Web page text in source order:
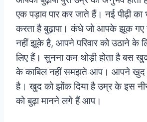
एक पड़ाव पार कर जाते हैं। नई पीढ़ी का
करता है बुढ़ापा। कंधे जो आपके झूक
नहीं झूके है, आपने परिवार को उठाने के
लिए हैं। सुनना कम थोड़ी होता है बस
के काबिल नहीं समझते आप। आपने खुद
है। खुद को झोंक दिया है उम्र के इस
को बुढ़ा मानने लगे हैं आप।